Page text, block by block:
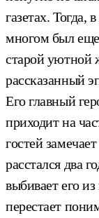
газетах. Тогда,
многом был
старой уютной
рассказанный
Его главный
приходит на
гостей
расстался два
выбивает его
перестает